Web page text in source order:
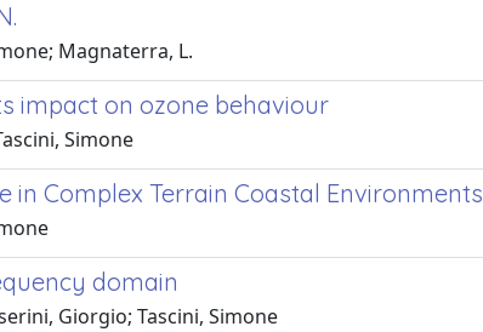
Magnaterra, L.
impact on ozone behaviour
Simone
Complex Terrain Coastal
domain
Giorgio; Tascini, Simone